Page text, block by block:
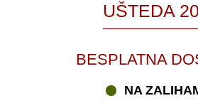
UŠTEDA
BESPLATNA
NA